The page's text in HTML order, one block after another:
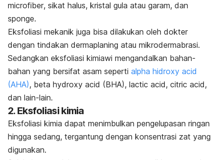
microfiber, sikat halus, kristal gula atau garam, dan
sponge.
Eksfoliasi mekanik juga bisa dilakukan oleh dokter
dengan tindakan dermaplaning atau mikrodermabrasi.
Sedangkan eksfoliasi kimiawi mengandalkan bahan-
bahan yang bersifat asam seperti alpha hidroxy acid
(AHA), beta hydroxy acid (BHA), lactic acid, citric acid,
dan lain-lain.
2. Eksfoliasi kimia
Eksfoliasi kimia dapat menimbulkan pengelupasan ringan
hingga sedang, tergantung dengan konsentrasi zat yang
digunakan.